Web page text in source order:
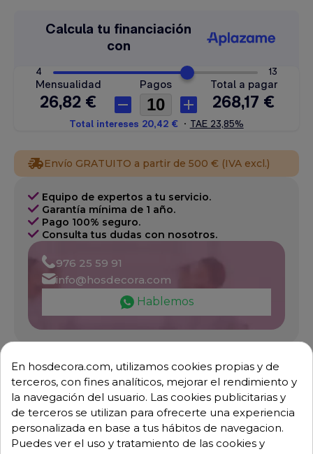
Envío GRATUITO a partir de 500 € (IVA excl.)
Equipo de expertos a tu servicio.
Garantía mínima de 1 año.
Pago 100% seguro.
Consulta tus dudas con nosotros.
976 25 59 91
info@hosdecora.com
Hablemos
Pide tu presupuesto
En hosdecora.com, utilizamos cookies propias y de
terceros, con fines analíticos, mejorar el rendimiento y
la navegación del usuario. Las cookies publicitarias y
de terceros se utilizan para ofrecerte una experiencia
personalizada en base a tus hábitos de navegacion.
Puedes ver el uso y tratamiento de las cookies y